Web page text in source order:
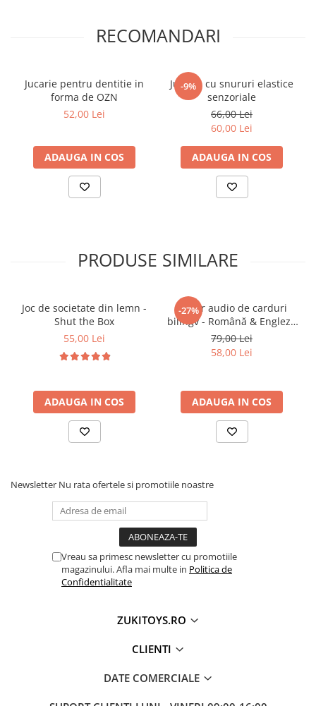
mod sigur și natural
Bebeluşi încă din primele luni de viață (0+ luni)
Activități senzoriale acasă sau la grădiniță,
pentru cei mici aflați la începutul dezvoltării
cognitive
părinții oferă stimă, siguranță și bufun simplă de
descoperire
RECOMANDARI
Jucarie pentru dentitie in
forma de OZN
52,00 Lei
ADAUGA IN COS
-9%
Jucarie cu snururi elastice
senzoriale
66,00 Lei
60,00 Lei
ADAUGA IN COS
PRODUSE SIMILARE
Joc de societate din lemn -
Shut the Box
55,00 Lei
ADAUGA IN COS
-27%
Cititor audio de carduri
bilingv - Română & Engleză
Albastru (224 carduri / 448
cuvinte)
79,00 Lei
58,00 Lei
ADAUGA IN COS
Newsletter Nu rata ofertele si promotiile noastre
Vreau sa primesc newsletter cu promotiile
magazinului. Afla mai multe in Politica de
Confidentialitate
ZUKITOYS.RO
CLIENTI
DATE COMERCIALE